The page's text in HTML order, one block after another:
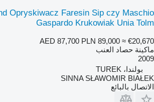
Opryskiwacz Faresin Sip czy Maschio
Gaspardo Krukowiak Unia Tolm
AED 87,700 PLN 89,000 ≈ €20,670
ماكينة حصاد العنب
2009
بولندا، TUREK
SINNA SŁAWOMIR BIAŁEK
الاتصال بالبائع